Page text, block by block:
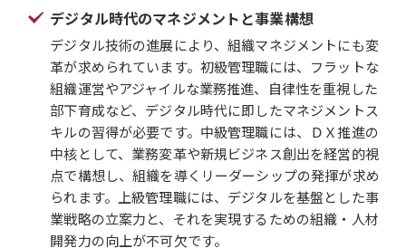
デジタル時代のマネジメントと事業構想
デジタル技術の進展により、組織マネジメントにも変
革が求められています。初級管理職には、フラットな
組織運営やアジャイルな業務推進、自律性を重視した
部下育成など、デジタル時代に即したマネジメントス
キルの習得が必要です。中級管理職には、ＤＸ推進の
中核として、業務変革や新規ビジネス創出を経営的視
点で構想し、組織を導くリーダーシップの発揮が求め
られます。上級管理職には、デジタルを基盤とした事
業戦略の立案力と、それを実現するための組織・人材
開発力の向上が不可欠です。